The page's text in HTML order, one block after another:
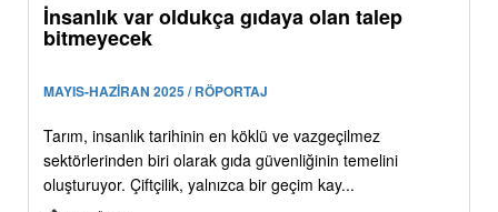
İnsanlık var oldukça gıdaya olan talep
bitmeyecek
MAYIS-HAZİRAN 2025 / RÖPORTAJ
Tarım, insanlık tarihinin en köklü ve vazgeçilmez
sektörlerinden biri olarak gıda güvenliğinin temelini
oluşturuyor. Çiftçilik, yalnızca bir geçim kay...